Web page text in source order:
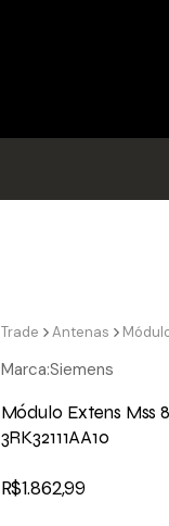
Trade Antenas
Marca:Siemens
Módulo Extens Mss
3RK32111AA10
R$1.862,99